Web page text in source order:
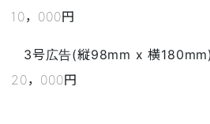
10，000円
3号広告(縦98mm x 横
20，000円